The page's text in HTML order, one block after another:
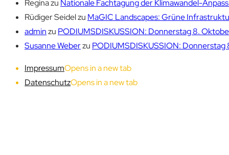
Reginazu Nationale Fachtagung der Klimawandel-
Rüdiger Seidelzu MaGIC Landscapes: Grüne
adminzu PODIUMSDISKUSSION: Donnerstag 8.
Susanne Weberzu PODIUMSDISKUSSION: Donnerstag
ImpressumOpens in a new tab
DatenschutzOpens in a new tab